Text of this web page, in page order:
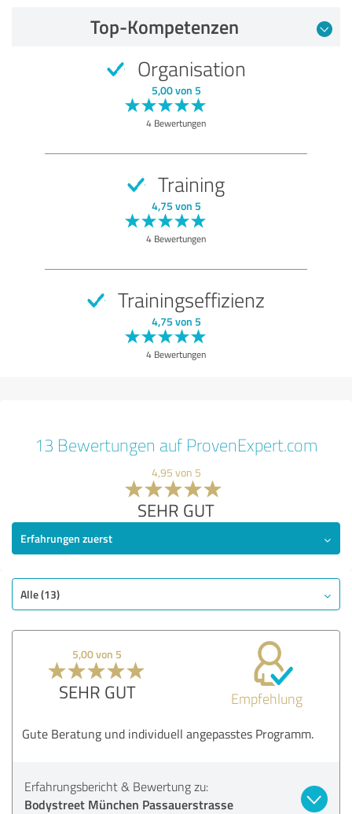
Top-Kompetenzen
Organisation
5,00 von 5
4 Bewertungen
Training
4,75 von 5
4 Bewertungen
Trainingseffizienz
4,75 von 5
4 Bewertungen
13 Bewertungen auf ProvenExpert.com
4,95 von 5
SEHR GUT
Erfahrungen zuerst
Alle (13)
5,00 von 5
SEHR GUT Empfehlung
Gute Beratung und individuell angepasstes Programm.
Erfahrungsbericht & Bewertung zu:
Bodystreet München Passauerstrasse